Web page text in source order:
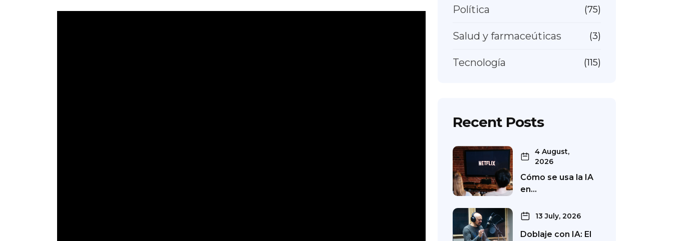
Política (75)
Salud y farmaceúticas (3)
Tecnología (115)
Recent Posts
4 August,
2026
Cómo se usa la IA
en…
13 July, 2026
Doblaje con IA: El